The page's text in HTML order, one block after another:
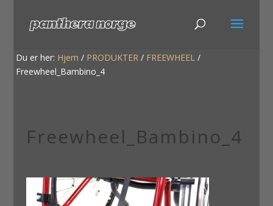
Du er her: Hjem / PRODUKTER / FREEWHEEL /
Freewheel_Bambino_4
Freewheel_Bambino_4